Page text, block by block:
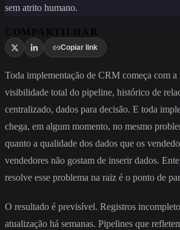
sem atrito humano.
COMPARTILHAR
Copiar link
Toda implementação de CRM começa com a
visibilidade total do pipeline, histórico de
centralizado, dados para decisão. E toda
chega, em algum momento, no mesmo
quanto a qualidade dos dados que os
vendedores não gostam de inserir dados.
resolve esse problema na raiz é o ponto de
O resultado é previsível. Registros
atualização há semanas. Pipelines que